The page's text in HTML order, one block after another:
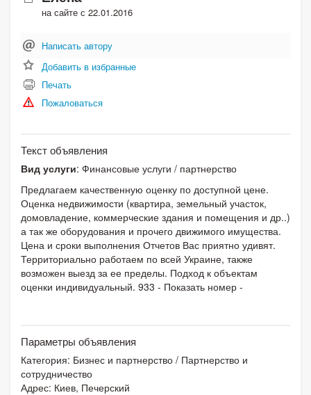
на сайте с 22.01.2016
Написать автору
Добавить в избранные
Печать
Пожаловаться
Текст объявления
Вид услуги: Финансовые услуги / партнерство
Предлагаем качественную оценку по доступной цене.
Оценка недвижимости (квартира, земельный участок,
домовладение, коммерческие здания и помещения и др..)
а так же оборудования и прочего движимого имущества.
Цена и сроки выполнения Отчетов Вас приятно удивят.
Территориально работаем по всей Украине, также
возможен выезд за ее пределы. Подход к объектам
оценки индивидуальный. 933 - Показать номер -
Параметры объявления
Категория: Бизнес и партнерство / Партнерство и
сотрудничество
Адрес: Киев, Печерский